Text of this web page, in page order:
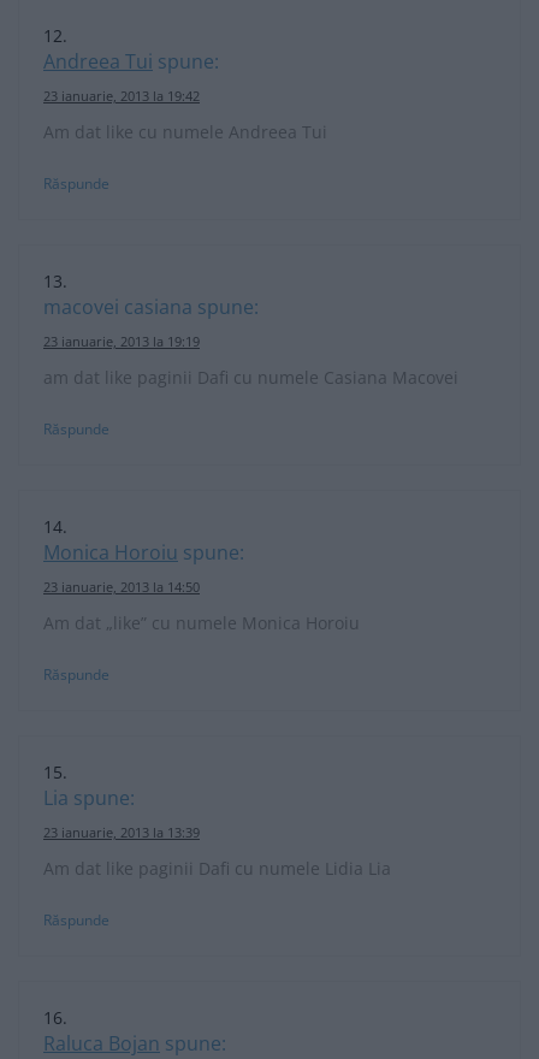
Andreea Tui spune:
23 ianuarie, 2013 la 19:42
Am dat like cu numele Andreea Tui
Răspunde
macovei casiana spune:
23 ianuarie, 2013 la 19:19
am dat like paginii Dafi cu numele Casiana Macovei
Răspunde
Monica Horoiu spune:
23 ianuarie, 2013 la 14:50
Am dat „like” cu numele Monica Horoiu
Răspunde
Lia spune:
23 ianuarie, 2013 la 13:39
Am dat like paginii Dafi cu numele Lidia Lia
Răspunde
Raluca Bojan spune: